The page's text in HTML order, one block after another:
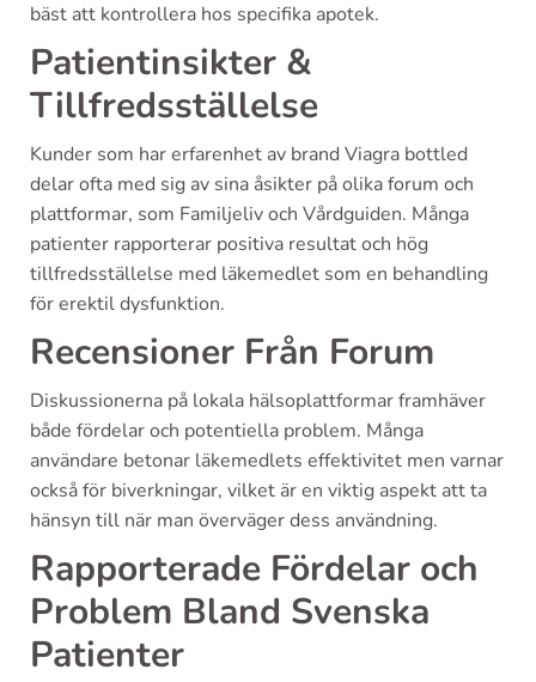
bäst att kontrollera hos specifika apotek.
Patientinsikter &
Tillfredsställelse
Kunder som har erfarenhet av brand Viagra bottled
delar ofta med sig av sina åsikter på olika forum och
plattformar, som Familjeliv och Vårdguiden. Många
patienter rapporterar positiva resultat och hög
tillfredsställelse med läkemedlet som en behandling
för erektil dysfunktion.
Recensioner Från Forum
Diskussionerna på lokala hälsoplattformar framhäver
både fördelar och potentiella problem. Många
användare betonar läkemedlets effektivitet men varnar
också för biverkningar, vilket är en viktig aspekt att ta
hänsyn till när man överväger dess användning.
Rapporterade Fördelar och
Problem Bland Svenska
Patienter